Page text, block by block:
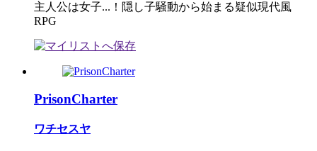
主人公は女子...！隠し子騒動から始まる疑似現代風
RPG
PrisonCharter
ワチセスヤ